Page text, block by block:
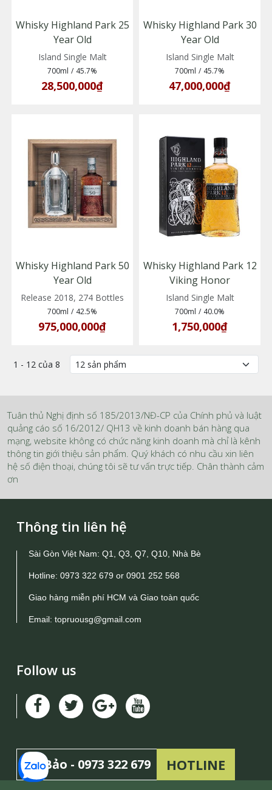
Whisky Highland Park 25
Year Old
(5010314300074)
Island Single Malt
700ml / 45.7%
28,500,000₫
Whisky Highland Park 30
Year Old
(5010314058203)
Island Single Malt
700ml / 45.7%
47,000,000₫
Whisky Highland Park 50
Year Old
(05010314081690)
Release 2018, 274 Bottles
700ml / 42.5%
975,000,000₫
Whisky Highland Park 12
Viking Honor
(5010314570101)
Island Single Malt
700ml / 40.0%
1,750,000₫
1 - 12 của 8
Tuân thủ Nghị định số 185/2013/NĐ-CP của Chính phủ và luật
quảng cáo số 16/2012/ QH13 về kinh doanh bán hàng qua
mạng, website không có chức năng kinh doanh mà chỉ là kênh
thông tin giới thiệu sản phẩm. Quý khách có nhu cầu xin liên
hệ số điện thoại, chúng tôi sẽ tư vấn trực tiếp. Chân thành cảm
ơn
Thông tin liên hệ
Sài Gòn Việt Nam: Q1, Q3, Q7, Q10, Nhà Bè
Hotline: 0973 322 679 or 0901 252 568
Giao hàng miễn phí HCM và Giao toàn quốc
Email: topruousg@gmail.com
Follow us
Mr Bảo - 0973 322 679 HOTLINE